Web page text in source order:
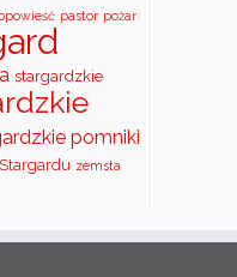
pastor pożar
stargardzkie
pomniki
zemsta